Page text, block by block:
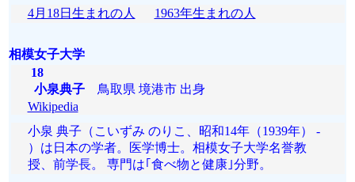
4月18日生まれの人
1963年生まれの人
相模女子大学
18
小泉典子鳥取県 境港市 出身
Wikipedia
小泉 典子（こいずみ のりこ、昭和14年（1939年） -
）は日本の学者。医学博士。相模女子大学名誉教
授、前学長。 専門は｢食べ物と健康｣分野。